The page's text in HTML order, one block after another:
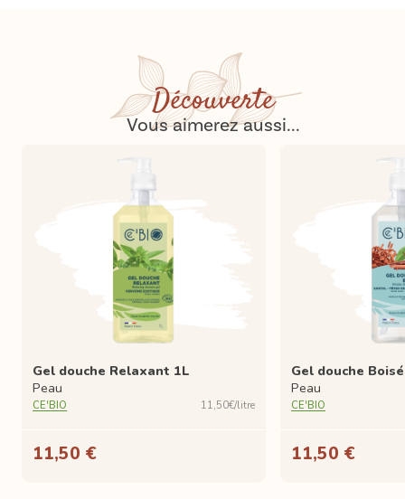
Découverte
Vous aimerez aussi...
Gel douche Relaxant 1L
Peau
CE'BIO 11,50€/litre
11,50 €
Gel douche
Peau
CE'BIO
11,50 €